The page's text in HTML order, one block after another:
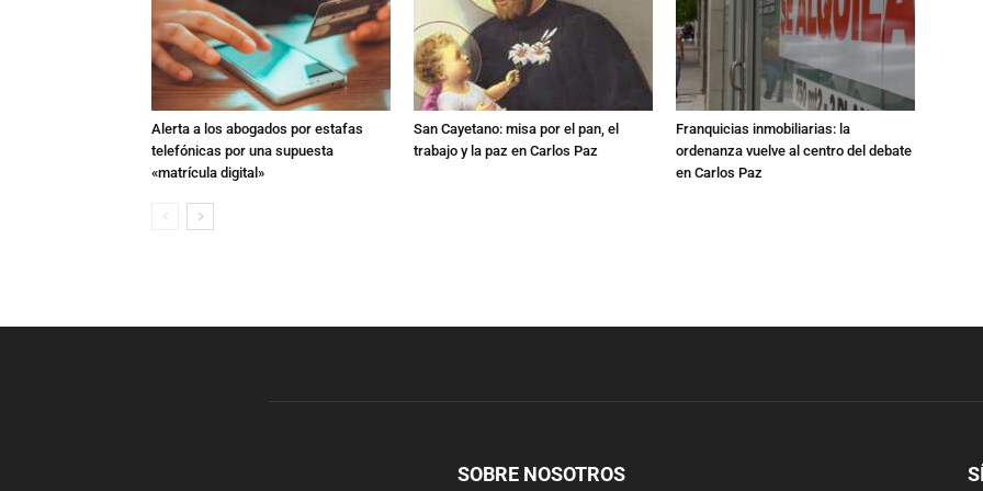
Alerta a los abogados por estafas
telefónicas por una supuesta
«matrícula digital»
San Cayetano: misa por el pan, el
trabajo y la paz en Carlos Paz
Franquicias inmobiliarias: la
ordenanza vuelve al centro del debate
en Carlos Paz
SOBRE NOSOTROS